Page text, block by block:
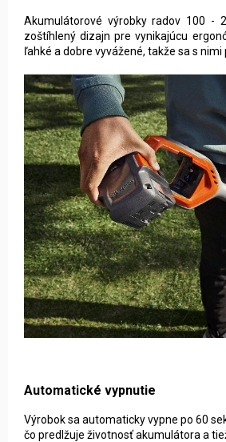
Akumulátorové výrobky radov 100 -
zoštíhlený dizajn pre vynikajúcu
ľahké a dobre vyvážené, takže sa s nimi
Automatické vypnutie
Výrobok sa automaticky vypne po 60
čo predlžuje životnosť akumulátora a